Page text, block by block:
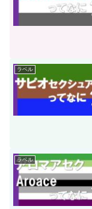
ラベル
ラベル